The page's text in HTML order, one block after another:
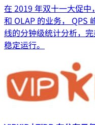
在 2019 年双十一大促
和 OLAP 的业务， QPS
线的分钟级统计分析，
稳定运行。